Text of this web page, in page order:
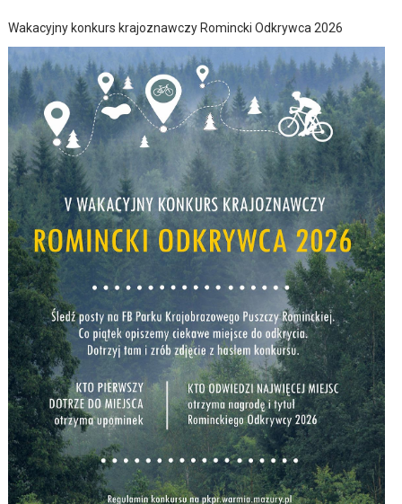
Wakacyjny konkurs krajoznawczy Romincki Odkrywca 2026